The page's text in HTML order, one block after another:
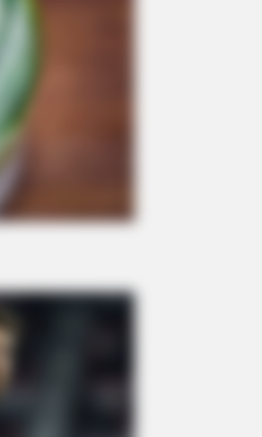
Brain Fog? Neurologists Pleads: Do
This Every Night Before Sleep